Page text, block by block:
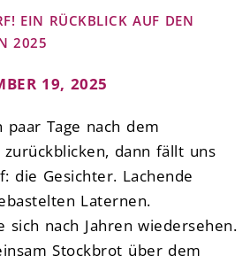
EIN RÜCKBLICK AUF DEN
2025
19, 2025
Tage nach dem
dann fällt uns
die Gesichter. Lachende
Laternen.
sich nach Jahren wiedersehen.
Stockbrot über dem